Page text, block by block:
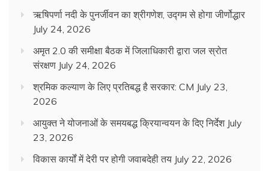
ऋषिपर्णा नदी के पुनर्जीवन का श्रीगणेश, उद्गम से होगा जीर्णोद्धार
July 24, 2026
अमृत 2.0 की समीक्षा बैठक में जिलाधिकारी द्वारा जल स्रोत
संरक्षण July 24, 2026
श्रमिक कल्याण के लिए प्रतिबद्ध है सरकार: CM July 23,
2026
आयुक्त ने योजनाओं के समयबद्ध क्रियान्वयन के दिए निर्देश July
23, 2026
विकास कार्यों में देरी पर होगी जवाबदेही तय July 22, 2026